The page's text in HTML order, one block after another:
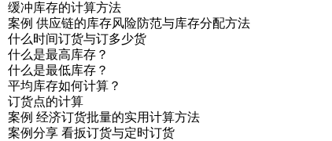
缓冲库存的计算方法
案例 供应链的库存风险防范与库存分配方法
什么时间订货与订多少货
什么是最高库存？
什么是最低库存？
平均库存如何计算？
订货点的计算
案例 经济订货批量的实用计算方法
案例分享 看扳订货与定时订货